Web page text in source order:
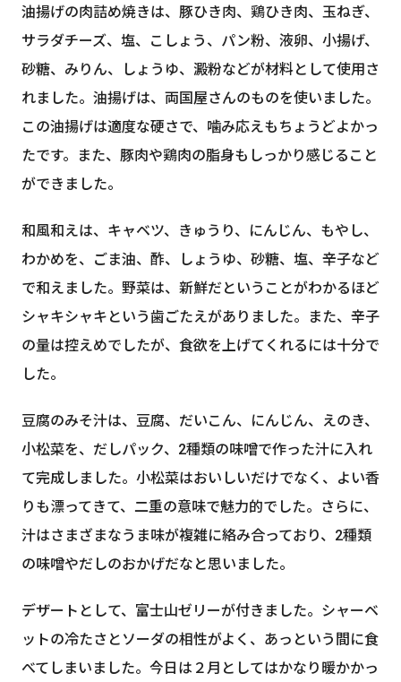
油揚げの肉詰め焼きは、豚ひき肉、鶏ひき肉、玉ねぎ、
サラダチーズ、塩、こしょう、パン粉、液卵、小揚げ、
砂糖、みりん、しょうゆ、澱粉などが材料として使用さ
れました。油揚げは、両国屋さんのものを使いました。
この油揚げは適度な硬さで、噛み応えもちょうどよかっ
たです。また、豚肉や鶏肉の脂身もしっかり感じること
ができました。
和風和えは、キャベツ、きゅうり、にんじん、もやし、
わかめを、ごま油、酢、しょうゆ、砂糖、塩、辛子など
で和えました。野菜は、新鮮だということがわかるほど
シャキシャキという歯ごたえがありました。また、辛子
の量は控えめでしたが、食欲を上げてくれるには十分で
した。
豆腐のみそ汁は、豆腐、だいこん、にんじん、えのき、
小松菜を、だしパック、2種類の味噌で作った汁に入れ
て完成しました。小松菜はおいしいだけでなく、よい香
りも漂ってきて、二重の意味で魅力的でした。さらに、
汁はさまざまなうま味が複雑に絡み合っており、2種類
の味噌やだしのおかげだなと思いました。
デザートとして、富士山ゼリーが付きました。シャーベ
ットの冷たさとソーダの相性がよく、あっという間に食
べてしまいました。今日は２月としてはかなり暖かかっ